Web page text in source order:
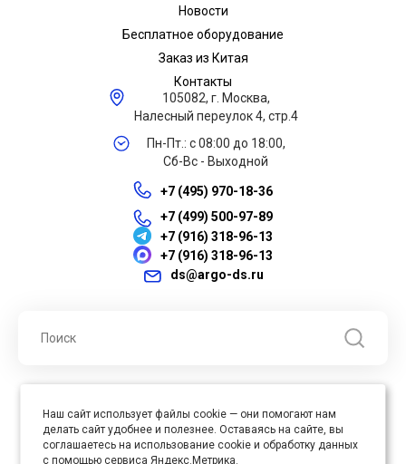
Новости
Бесплатное оборудование
Заказ из Китая
Контакты
105082, г. Москва,
Налесный переулок 4, стр.4
Пн-Пт.: с 08:00 до 18:00,
Сб-Вс - Выходной
+7 (495) 970-18-36
+7 (499) 500-97-89
+7 (916) 318-96-13
+7 (916) 318-96-13
ds@argo-ds.ru
права защищены
Юр. адрес : 105005, г. Москва, ул. Бауманская, д.20, стр. 3
Наш сайт использует файлы cookie — они помогают нам
делать сайт удобнее и полезнее. Оставаясь на сайте, вы
соглашаетесь на использование cookie и обработку данных
с помощью сервиса Яндекс.Метрика.